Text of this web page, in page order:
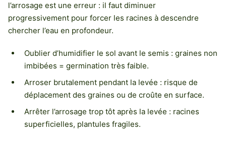
l’arrosage est une erreur : il faut diminuer
progressivement pour forcer les racines à descendre
chercher l’eau en profondeur.
Oublier d’humidifier le sol avant le semis : graines non
imbibées = germination très faible.
Arroser brutalement pendant la levée : risque de
déplacement des graines ou de croûte en surface.
Arrêter l’arrosage trop tôt après la levée : racines
superficielles, plantules fragiles.